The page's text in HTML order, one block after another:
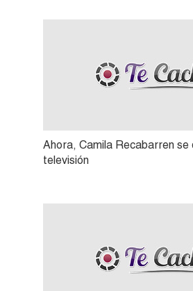
Ahora, Camila Recabarren se
televisión